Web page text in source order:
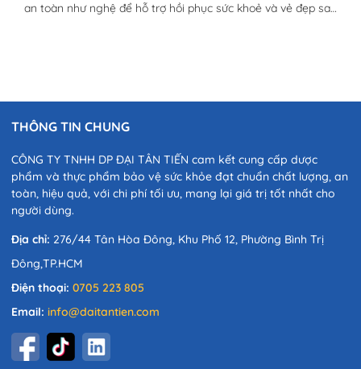
an toàn như nghệ để hỗ trợ hồi phục sức khoẻ và vẻ đẹp sau
THÔNG TIN CHUNG
CÔNG TY TNHH DP ĐẠI TÂN TIẾN cam kết cung cấp dược
phẩm và thực phẩm bảo vệ sức khỏe đạt chuẩn chất lượng, an
toàn, hiệu quả, với chi phí tối ưu, mang lại giá trị tốt nhất cho
người dùng.
Địa chỉ: 276/44 Tân Hòa Đông, Khu Phố 12, Phường Bình Trị
Đông,TP.HCM
Điện thoại: 0705 223 805
Email: info@daitantien.com